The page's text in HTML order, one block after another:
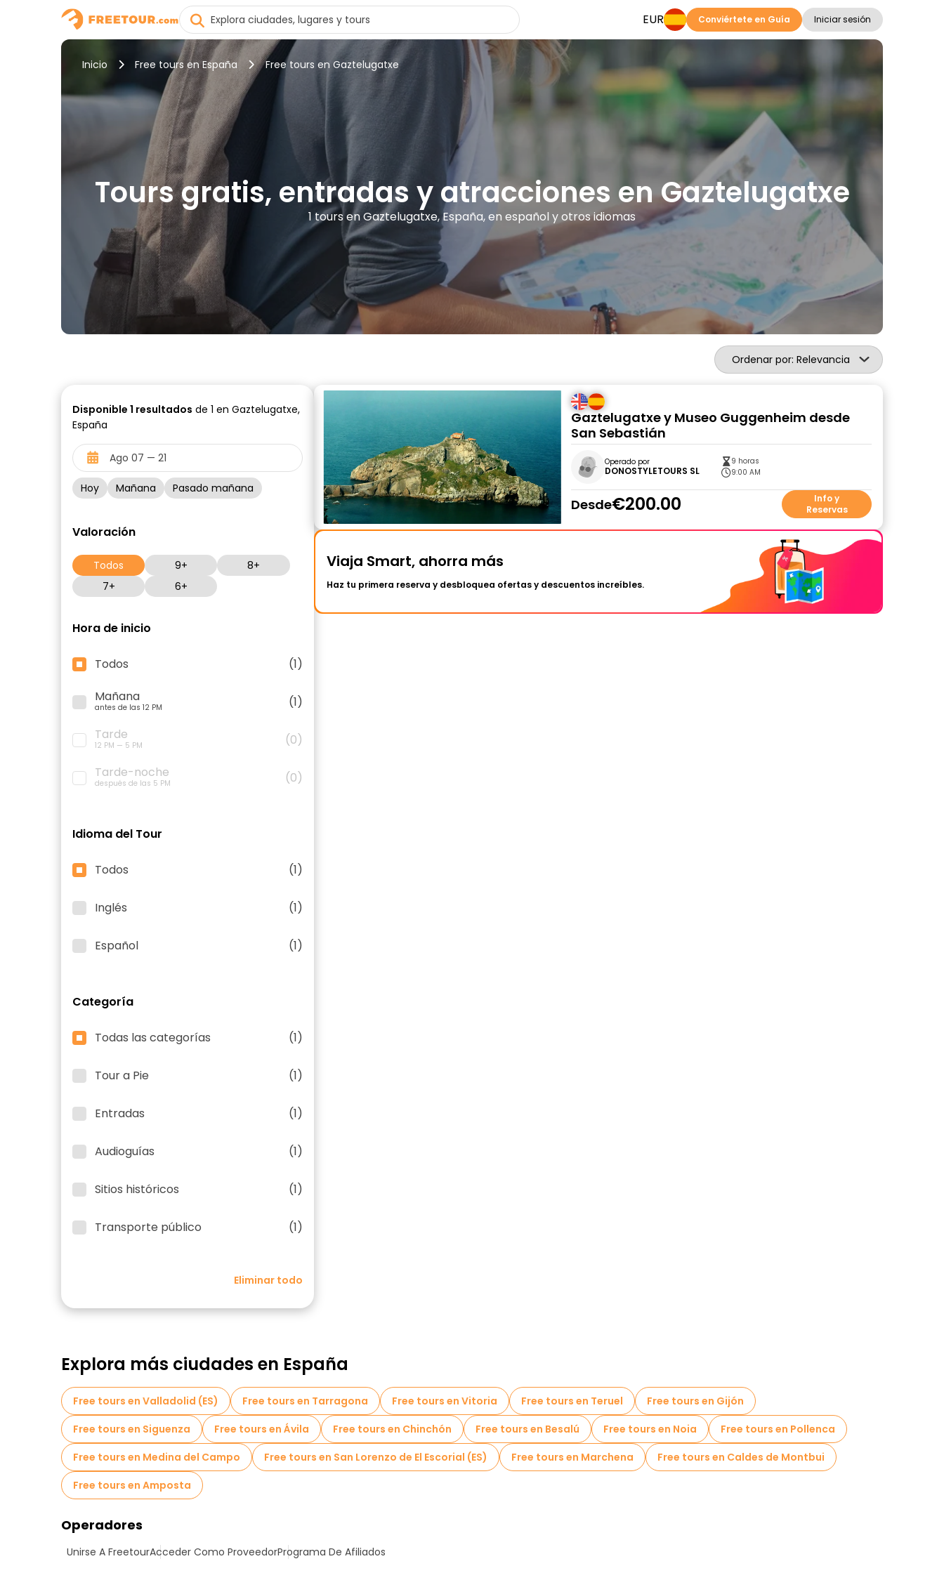
EUR Conviértete en Guía Iniciar sesión
Inicio Free tours en España Free tours en Gaztelugatxe
Tours gratis, entradas y atracciones en Gaztelugatxe
1 tours en Gaztelugatxe, España, en español y otros idiomas
Ordenar por: Relevancia
Disponible 1 resultados de 1 en Gaztelugatxe,
España
Hoy Mañana Pasado mañana
Valoración
Todos 9+
8+
7+
6+
Hora de inicio
Todos
(1)
Mañana
antes de las 12 PM
(1)
Tarde
12 PM — 5 PM
(0)
Tarde-noche
después de las 5 PM (0)
Idioma del Tour
Todos (1)
Inglés (1)
Español (1)
Categoría
Todas las categorías (1)
Tour a Pie (1)
Entradas (1)
Audioguías (1)
Sitios históricos (1)
Transporte público (1)
Eliminar todo
Gaztelugatxe y Museo Guggenheim desde
San Sebastián
Operado por
DONOSTYLETOURS SL
9 horas
9:00 AM
Desde€200.00
Info y
Reservas
Viaja Smart, ahorra más
Haz tu primera reserva y desbloquea ofertas y descuentos increíbles.
Explora más ciudades en España
Free tours en Valladolid (ES) Free tours en Tarragona Free tours en Vitoria Free tours en Teruel
Free tours en Gijón
Free tours en Siguenza
Free tours en Ávila Free tours en Chinchón Free tours en Besalú Free tours en Noia
Free tours en Pollenca
Free tours en Medina del Campo
Free tours en San Lorenzo de El Escorial (ES) Free tours en Marchena
Free tours en Caldes de Montbui
Free tours en Amposta
Operadores
Unirse A FreetourAcceder Como ProveedorPrograma De Afiliados